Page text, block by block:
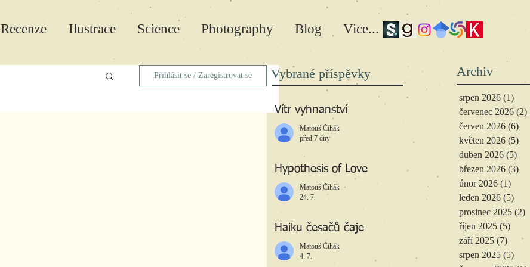
Recenze Ilustrace Science Photography Blog Vice...
Přihlásit se / Zaregistrovat se Vybrané příspěvky Archiv
Vítr vyhnanství
Matouš Čihák
před 7 dny
Hypothesis of Love
Matouš Čihák
24. 7.
Haiku česačů čaje
Matouš Čihák
4. 7.
srpen 2026 (1)1
červenec 2026 (2)
červen 2026 (6)
květen 2026 (5)
duben 2026 (5)
březen 2026 (3)
únor 2026 (1)
leden 2026 (5)
prosinec 2025 (2)
říjen 2025 (5)
září 2025 (7) 7
srpen 2025 (5)